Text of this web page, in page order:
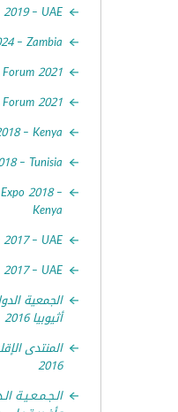
– UAE
– Zambia
2021
2021
– Kenya
– Tunisia
2018 –
Kenya
– UAE
– UAE
الجمعية
أثيوبيا 2016
المنتدى
2016
الـجـمـعـيـة